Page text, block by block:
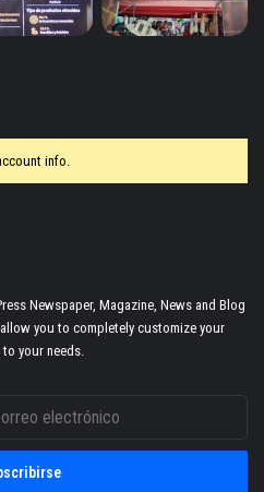
info.
Newspaper, Magazine, News and Blog
you to completely customize your
your needs.